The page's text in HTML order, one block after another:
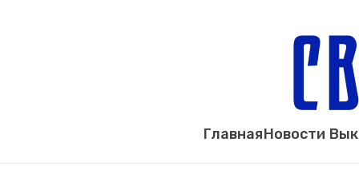
ГлавнаяНовости